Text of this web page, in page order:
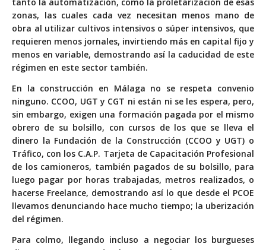
zonas, las cuales cada vez necesitan menos mano de
obra al utilizar cultivos intensivos o súper intensivos, que
requieren menos jornales, invirtiendo más en capital fijo y
menos en variable, demostrando así la caducidad de este
régimen en este sector también.
En la construcción en Málaga no se respeta convenio
ninguno. CCOO, UGT y CGT ni están ni se les espera, pero,
sin embargo, exigen una formación pagada por el mismo
obrero de su bolsillo, con cursos de los que se lleva el
dinero la Fundación de la Construcción (CCOO y UGT) o
Tráfico, con los C.A.P. Tarjeta de Capacitación Profesional
de los camioneros, también pagados de su bolsillo, para
luego pagar por horas trabajadas, metros realizados, o
hacerse Freelance, demostrando así lo que desde el PCOE
llevamos denunciando hace mucho tiempo; la uberización
del régimen.
Para colmo, llegando incluso a negociar los burgueses